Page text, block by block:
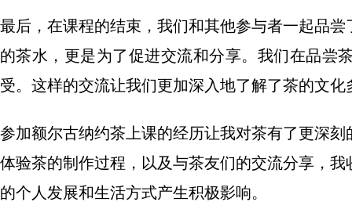
最后，在课程的结束，我们和其他参与者一起品
的茶水，更是为了促进交流和分享。我们在品尝
受。这样的交流让我们更加深入地了解了茶的文
参加额尔古纳约茶上课的经历让我对茶有了更深
体验茶的制作过程，以及与茶友们的交流分享，
的个人发展和生活方式产生积极影响。